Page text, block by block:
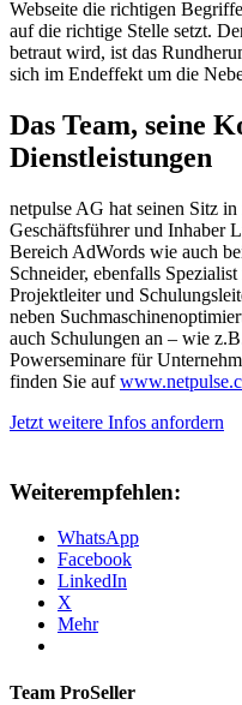
Webseite die richtigen
auf die richtige Stelle setzt.
betraut wird, ist das
sich im Endeffekt um die
Das Team, seine
Dienstleistungen
netpulse AG hat seinen Sitz
Geschäftsführer und Inhaber
Bereich AdWords wie auch
Schneider, ebenfalls
Projektleiter und
neben
auch Schulungen an – wie
Powerseminare für
finden Sie auf
Jetzt weitere Infos anfordern
Weiterempfehlen:
WhatsApp
Facebook
LinkedIn
X
Mehr
Team ProSeller